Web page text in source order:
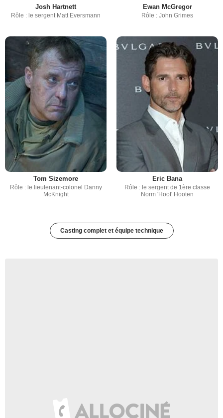
Josh Hartnett
Rôle : le sergent Matt Eversmann
Ewan McGregor
Rôle : John Grimes
Tom Sizemore
Rôle : le lieutenant-colonel Danny
McKnight
Eric Bana
Rôle : le sergent de 1ère classe
Norm 'Hoot' Hooten
Casting complet et équipe technique